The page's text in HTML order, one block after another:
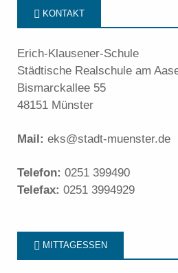
KONTAKT
Erich-Klausener-Schule
Städtische Realschule am
Bismarckallee 55
48151 Münster
Mail: eks@stadt-muenster.de
Telefon: 0251 399490
Telefax: 0251 3994929
MITTAGESSEN